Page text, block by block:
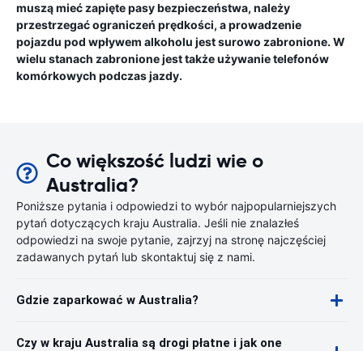
muszą mieć zapięte pasy bezpieczeństwa, należy
przestrzegać ograniczeń prędkości, a prowadzenie
pojazdu pod wpływem alkoholu jest surowo zabronione. W
wielu stanach zabronione jest także używanie telefonów
komórkowych podczas jazdy.
Co większość ludzi wie o
Australia?
Poniższe pytania i odpowiedzi to wybór najpopularniejszych
pytań dotyczących kraju Australia. Jeśli nie znalazłeś
odpowiedzi na swoje pytanie, zajrzyj na stronę najczęściej
zadawanych pytań lub skontaktuj się z nami.
Gdzie zaparkować w Australia?
Czy w kraju Australia są drogi płatne i jak one